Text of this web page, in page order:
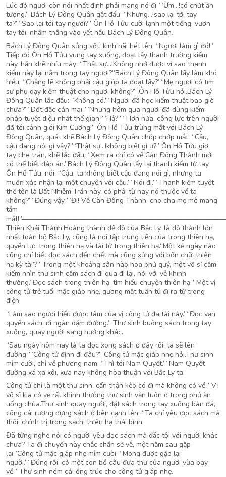
Lúc đó ngươi còn nói nhất định phải mang nó đi.”“Ừm…!có chút ấn
tượng.” Bách Lý Đông Quân gật đầu: “Nhưng…!sao lại tới tay
ta?”“Sao lại tới tay ngươi?” Ôn Hồ Tửu cười lạnh một tiếng, vươn
tay tới, nhắm thẳng vào yết hầu Bách Lý Đông Quân.
Bách Lý Đông Quân sửng sốt, kinh hãi hét lên: “Ngươi làm gì đó!”
Tiếp đó Ôn Hồ Tửu vung tay xuống, đoạt lấy thanh trường kiếm
này, hắn khẽ nhíu mày: “Thật sự…!Không nhớ được vì sao thanh
kiếm này lại nằm trong tay ngươi?”Bách Lý Đông Quân lấy làm khó
hiểu: “Chẳng lẽ không phải cậu giúp ta đoạt lấy?”“Mẹ ngươi có tìm
sư phụ dạy kiếm thuật cho ngươi không?” Ôn Hồ Tửu hỏi.Bách Lý
Đông Quân lắc đầu: “Không có.”“Ngươi đã học kiếm thuật bao giờ
chưa?”“Dốt đặc cán mai.”“Nhưng hôm qua ngươi đã dùng kiếm
pháp tuyệt diệu nhất thế gian.”“Hả?”“ Hơn nữa, công lực trên người
đã tới cảnh giới Kim Cương!” Ôn Hồ Tửu trừng mắt với Bách Lý
Đông Quân, quát khẽ.Bách Lý Đông Quân chớp chớp mắt: “Cậu,
cậu đang nói gì vậy?”“Thật sự…!không biết gì ư?” Ôn Hồ Tửu giơ
tay che trán, khẽ lắc đầu: “Xem ra chỉ có về Càn Đông Thành mới
có thể biết đáp án.”Bách Lý Đông Quân lấy lại thanh kiếm từ tay
Ôn Hồ Tửu, nói: “Cậu, ta không biết cậu đang nói gì, nhưng ta
muốn xác nhận lại một chuyện với cậu.”“Nói đi.”“Thanh kiếm tuyệt
thế tên là Bất Nhiễm Trần này, có phải từ nay nó thuộc về ta
không?”“Đúng vậy.”“Đi! Về Càn Đông Thành, cho cha mẹ mở mang
tầm
Thiên Khải Thành.Hoàng thành đế đô của Bắc Ly, là đô thành lớn
nhất toàn bộ Bắc Ly, cũng là nơi tập trung tiền của trong thiên hạ,
quyền lực trong thiên hạ và tài tử trong thiên hạ.“Một kẻ ngày nào
cũng chỉ biết đọc sách đến chết mà cũng xứng với bốn chữ ‘thiên
hạ kỳ tài’?” Trong một khoảng sân hào hoa phú quý, một võ sĩ cầm
kiếm nhìn thư sinh cầm sách đi qua đi lại, nói với vẻ khinh
thường.“Đọc sách trong thiên hạ, tìm hiểu chuyện thiên hạ.” Một vị
công tử trẻ tuổi mặc giáp nhẹ, gương mặt tuấn tú đi ra từ trong
điện.
“Làm sao ngươi hiểu được tâm của vị công tử đa tài này.”“Đọc vạn
quyển sách, đi ngàn dặm đường.” Thư sinh buông sách trong tay
xuống, quay người sang hướng khác.
“Sau ngày hôm nay là ta đọc xong sách ở đây rồi, ta sẽ lên
đường.”“Công tử định đi đâu?” Công tử mặc giáp nhẹ hỏi.Thư sinh
mỉm cười, chỉ về phương nam: “Thì tới Nam Quyết.”“Nam Quyết
đường xá xa xôi, xưa nay không hòa thuận với Bắc Ly ta.
Công tử chỉ là một thư sinh, cẩn thận kẻo có đi mà không có về.” Vị
võ sĩ kia có vẻ rất khinh thường thư sinh vẫn luôn ở trong phủ ăn
uống chùa.Thư sinh quay người, đặt sách trong tay xuống bàn đá,
cõng cái rương đựng sách ở bên cạnh lên: “Ta chỉ yêu đọc sách mà
thôi, chính trị trong sạch, thiên hạ thái bình.
Đã từng nghe nói có người yêu đọc sách mà đắc tội với người khác
chưa? Ta đi chuyến này chắc chắn sẽ về, một năm sau gặp
lại.”Công tử mặc giáp nhẹ mỉm cười: “Mong được gặp lại
người.”“Đúng rồi, có một con bồ câu đưa thư của ngươi vừa bay
về.” Thư sinh ném cái ống trúc cho công tử giáp nhẹ.